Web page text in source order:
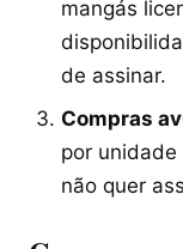
mangás
de assinar.
Compras
por
não quer